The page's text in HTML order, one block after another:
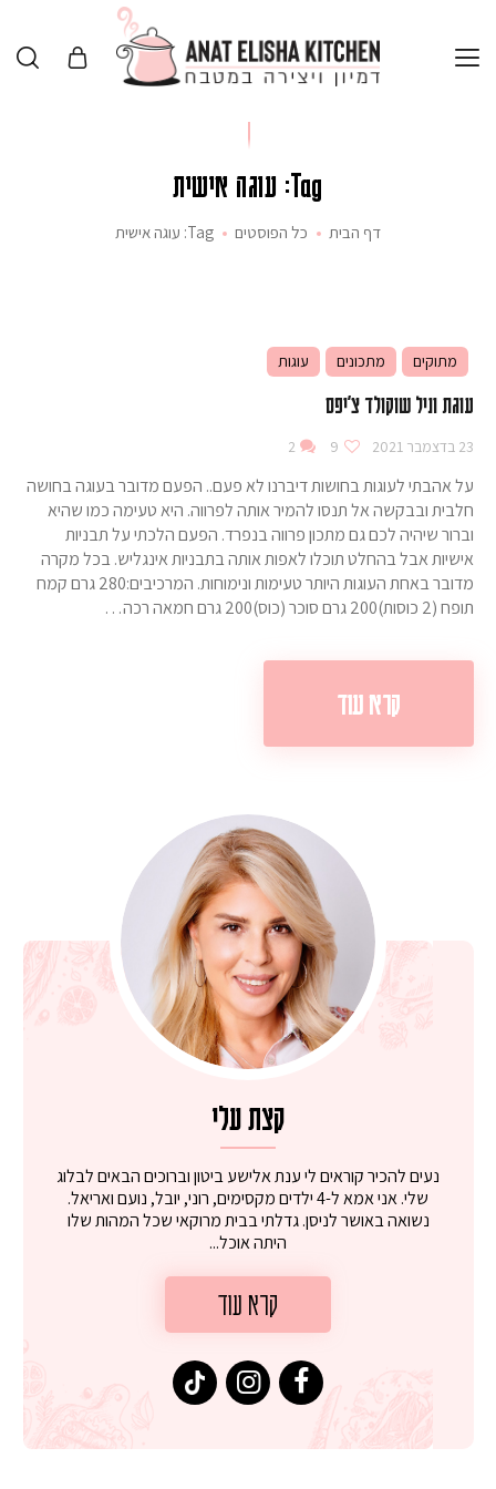
Tag: עוגה אישית
דף הבית כל הפוסטים Tag: עוגה אישית
מתוקים מתכונים עוגות
עוגת וניל שוקולד צ׳יפס
23 בדצמבר 2021 9
2
על אהבתי לעוגות בחושות דיברנו לא פעם.. הפעם מדובר בעוגה בחושה
חלבית ובבקשה אל תנסו להמיר אותה לפרווה. היא טעימה כמו שהיא
וברור שיהיה לכם גם מתכון פרווה בנפרד. הפעם הלכתי על תבניות
אישיות אבל בהחלט תוכלו לאפות אותה בתבניות אינגליש. בכל מקרה
מדובר באחת העוגות היותר טעימות ונימוחות. המרכיבים:280 גרם קמח
תופח (2 כוסות)200 גרם סוכר (כוס)200 גרם חמאה רכה…
קרא עוד
קצת עלי
נעים להכיר קוראים לי ענת אלישע ביטון וברוכים הבאים לבלוג
שלי. אני אמא ל-4 ילדים מקסימים, רוני, יובל, נועם ואריאל.
נשואה באושר לניסן. גדלתי בבית מרוקאי שכל המהות שלו
היתה אוכל...
קרא עוד